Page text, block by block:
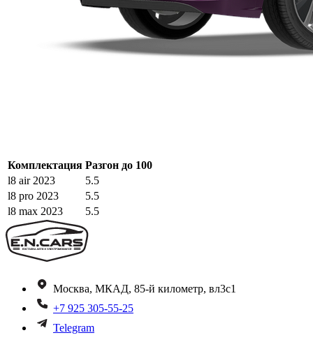
Комплектация Разгон до 100
l8 air 2023
5.5
l8 pro 2023
5.5
l8 max 2023
5.5
Москва, МКАД, 85-й километр, вл3с1
+7 925 305-55-25
Telegram